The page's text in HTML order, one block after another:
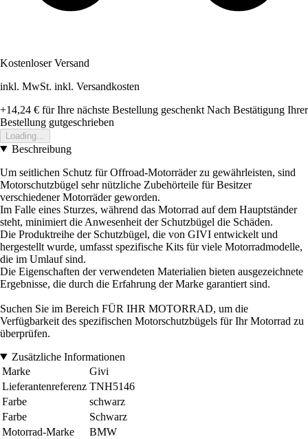
Kostenloser Versand
inkl. MwSt. inkl. Versandkosten
+14,24 € für Ihre nächste Bestellung geschenkt Nach Bestätigung Ihrer
Bestellung gutgeschrieben
Loading...
Beschreibung
Um seitlichen Schutz für Offroad-Motorräder zu gewährleisten, sind
Motorschutzbügel sehr nützliche Zubehörteile für Besitzer
verschiedener Motorräder geworden.
Im Falle eines Sturzes, während das Motorrad auf dem Hauptständer
steht, minimiert die Anwesenheit der Schutzbügel die Schäden.
Die Produktreihe der Schutzbügel, die von GIVI entwickelt und
hergestellt wurde, umfasst spezifische Kits für viele Motorradmodelle,
die im Umlauf sind.
Die Eigenschaften der verwendeten Materialien bieten ausgezeichnete
Ergebnisse, die durch die Erfahrung der Marke garantiert sind.
Suchen Sie im Bereich FÜR IHR MOTORRAD, um die
Verfügbarkeit des spezifischen Motorschutzbügels für Ihr Motorrad zu
überprüfen.
Zusätzliche Informationen
Marke
Givi
Lieferantenreferenz TNH5146
Farbe
schwarz
Farbe
Schwarz
Motorrad-Marke
BMW